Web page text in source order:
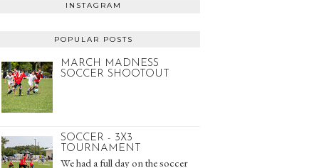
INSTAGRAM
POPULAR POSTS
MARCH MADNESS
SOCCER SHOOTOUT
SOCCER - 3X3
TOURNAMENT
We had a full day on the soccer